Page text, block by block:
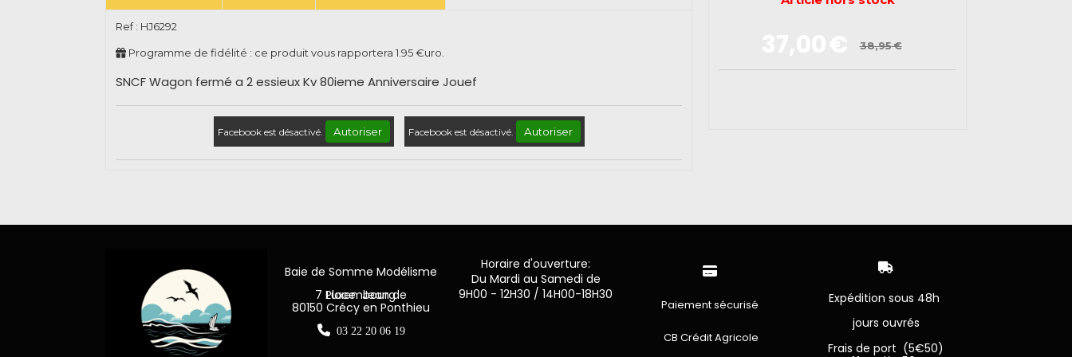
38,95€
Ref : HJ6292
Programme de fidélité : ce produit vous rapportera 1.95€uro.
SNCF Wagon fermé a 2 essieux Kv 80ieme Anniversaire Jouef
Facebook est désactivé. Autoriser Facebook est désactivé. Autoriser
Baie de Somme Modélisme
7 Place Jean de Luxembourg
80150 Crécy en Ponthieu
 03 22 20 06 19
Horaire d'ouverture:
Du Mardi au Samedi de
9H00 - 12H30 / 14H00-18H30

Paiement sécurisé
CB Crédit Agricole

Expédition sous 48h
jours ouvrés
Frais de port (5€50)